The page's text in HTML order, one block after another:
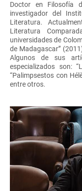
Doctor en Filosofía
investigador del
Literatura.
Literatura
universidades de
de Madagascar”
Algunos de sus
especializados son:
“Palimpsestos con
entre otros.